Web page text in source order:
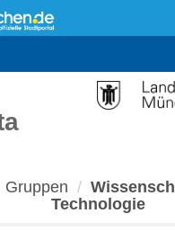
Gruppen
Technologie